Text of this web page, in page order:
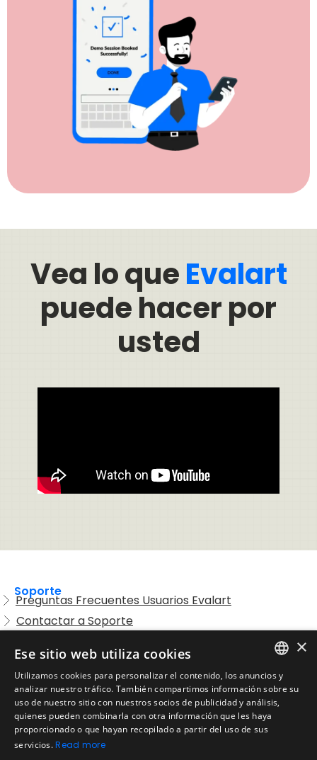
Vea lo queEvalart
puede hacer por
usted
Soporte
Preguntas Frecuentes Usuarios Evalart
Contactar a Soporte
Legal
Condiciones de Servicio
Aviso de privacidad
Política de cookies
Política de devoluciones
ENGLISH
SPANISH
×
Ese sitio web utiliza cookies
Utilizamos cookies para personalizar el contenido, los anuncios y
analizar nuestro tráfico. También compartimos información sobre su
uso de nuestro sitio con nuestros socios de publicidad y análisis,
quienes pueden combinarla con otra información que les haya
proporcionado o que hayan recopilado a partir del uso de sus
servicios.Read more